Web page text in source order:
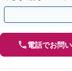
近所への出張相談も実
電話でお問